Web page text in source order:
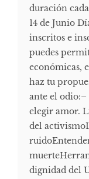
duración
14 de Junio
inscritos e
puedes
económicas,
haz tu
ante el
elegir amor.
del
dignidad del